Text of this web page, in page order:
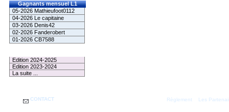
Gagnants mensuel L1
05-2026 Mathieufoot0112
04-2026 Le capitaine
03-2026 Denis42
02-2026 Fanderobert
01-2026 CB7588
Edition 2024-2025
Edition 2023-2024
La suite ...
CONTACT Règlement Les